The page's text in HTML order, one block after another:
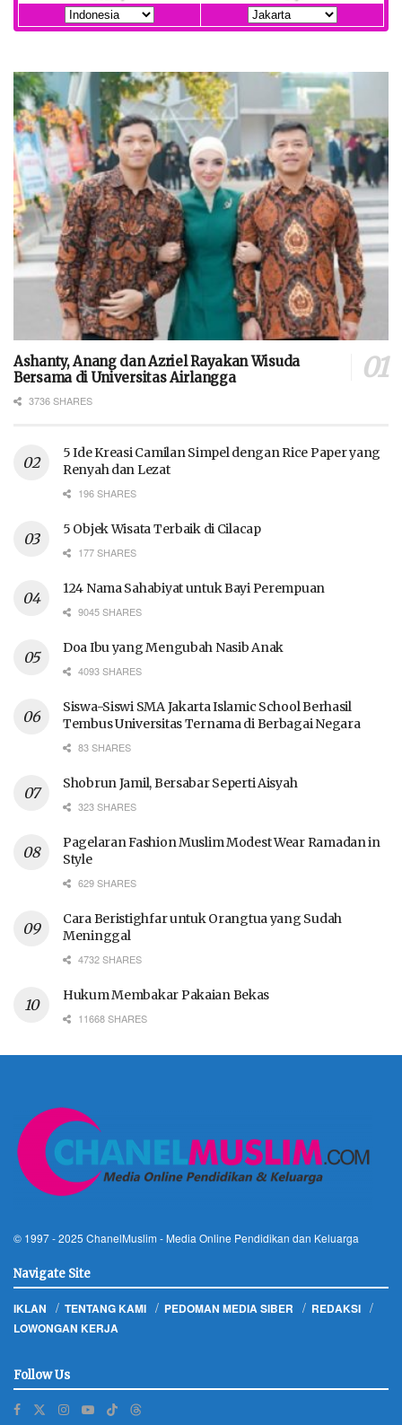
Ashanty, Anang dan Azriel Rayakan Wisuda
Bersama di Universitas Airlangga
3736 SHARES
5 Ide Kreasi Camilan Simpel dengan Rice Paper yang
Renyah dan Lezat
196 SHARES
5 Objek Wisata Terbaik di Cilacap
177 SHARES
124 Nama Sahabiyat untuk Bayi Perempuan
9045 SHARES
Doa Ibu yang Mengubah Nasib Anak
4093 SHARES
Siswa-Siswi SMA Jakarta Islamic School Berhasil
Tembus Universitas Ternama di Berbagai Negara
83 SHARES
Shobrun Jamil, Bersabar Seperti Aisyah
323 SHARES
Pagelaran Fashion Muslim Modest Wear Ramadan in
Style
629 SHARES
Cara Beristighfar untuk Orangtua yang Sudah
Meninggal
4732 SHARES
Hukum Membakar Pakaian Bekas
11668 SHARES
© 1997 - 2025 ChanelMuslim - Media Online Pendidikan dan Keluarga
Navigate Site
IKLAN TENTANG KAMI PEDOMAN MEDIA SIBER
REDAKSI
LOWONGAN KERJA
Follow Us